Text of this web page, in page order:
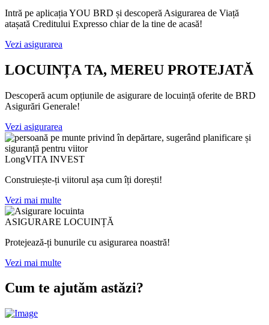
Intră pe aplicația YOU BRD și descoperă Asigurarea de Viață
atașată Creditului Expresso chiar de la tine de acasă!
Vezi asigurarea
LOCUINȚA TA, MEREU PROTEJATĂ
Descoperă acum opțiunile de asigurare de locuință oferite de BRD
Asigurări Generale!
Vezi asigurarea
LongVITA INVEST
Construiește-ți viitorul așa cum îți dorești!
Vezi mai multe
ASIGURARE LOCUINȚĂ
Protejează-ți bunurile cu asigurarea noastră!
Vezi mai multe
Cum te ajutăm astăzi?